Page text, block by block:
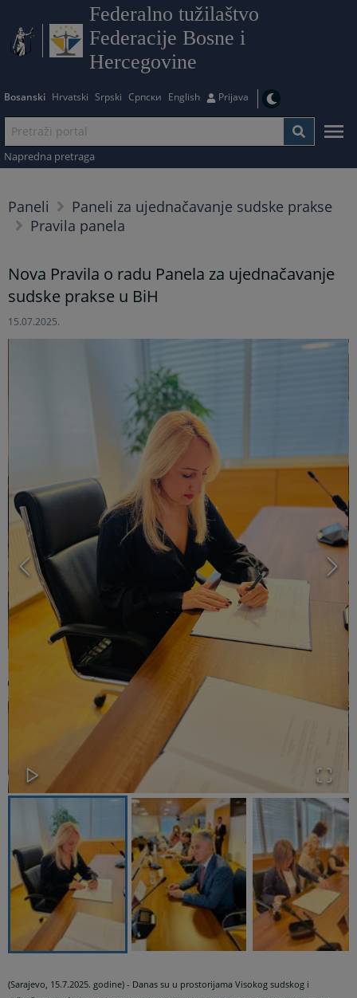
Federalno tužilaštvo
Federacije Bosne i
Hercegovine
Bosanski Hrvatski Srpski Српски English Prijava
Napredna pretraga
Paneli
Paneli za ujednačavanje sudske prakse
Pravila panela
Nova Pravila o radu Panela za ujednačavanje
sudske prakse u BiH
15.07.2025.
(Sarajevo, 15.7.2025. godine) - Danas su u prostorijama Visokog sudskog i